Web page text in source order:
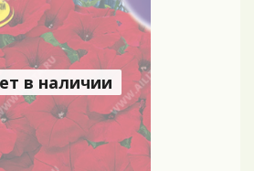
в наличии